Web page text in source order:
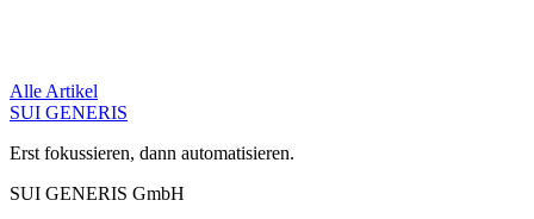
Alle Artikel
SUI GENERIS
Erst fokussieren, dann automatisieren.
SUI GENERIS GmbH